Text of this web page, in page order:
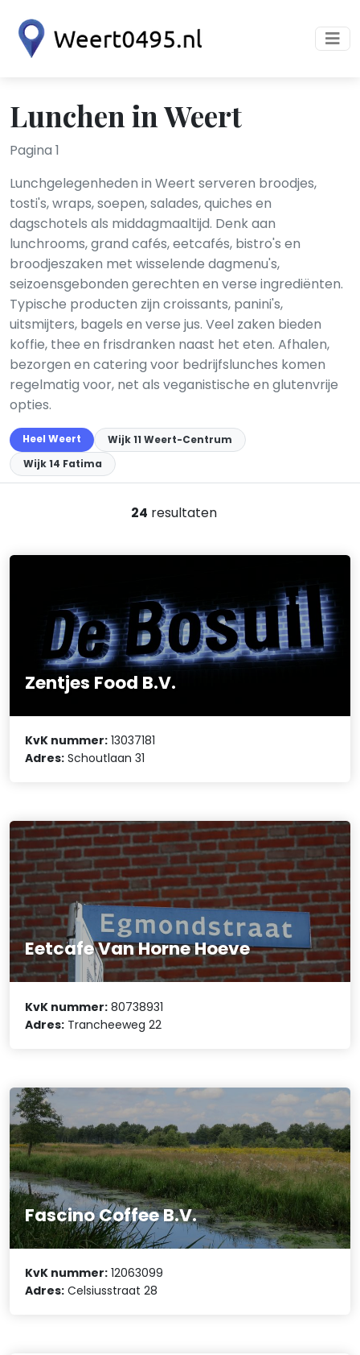
Lunchen in Weert
Pagina 1
Lunchgelegenheden in Weert serveren broodjes,
tosti's, wraps, soepen, salades, quiches en
dagschotels als middagmaaltijd. Denk aan
lunchrooms, grand cafés, eetcafés, bistro's en
broodjeszaken met wisselende dagmenu's,
seizoensgebonden gerechten en verse ingrediënten.
Typische producten zijn croissants, panini's,
uitsmijters, bagels en verse jus. Veel zaken bieden
koffie, thee en frisdranken naast het eten. Afhalen,
bezorgen en catering voor bedrijfslunches komen
regelmatig voor, net als veganistische en glutenvrije
opties.
Heel Weert
Wijk 11 Weert-Centrum
Wijk 14 Fatima
24 resultaten
Zentjes Food B.V.
KvK nummer: 13037181
Adres: Schoutlaan 31
Eetcafe Van Horne Hoeve
KvK nummer: 80738931
Adres: Trancheeweg 22
Fascino Coffee B.V.
KvK nummer: 12063099
Adres: Celsiusstraat 28